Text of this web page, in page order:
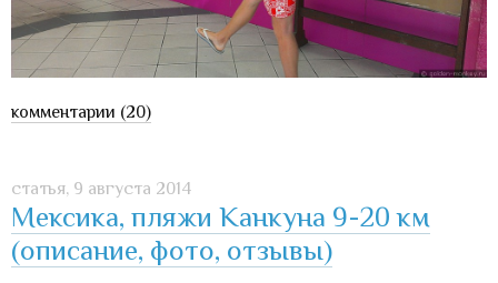
комментарии (20)
статья, 9 августа 2014
Мексика, пляжи Канкуна 9-20 км
(описание, фото, отзывы)